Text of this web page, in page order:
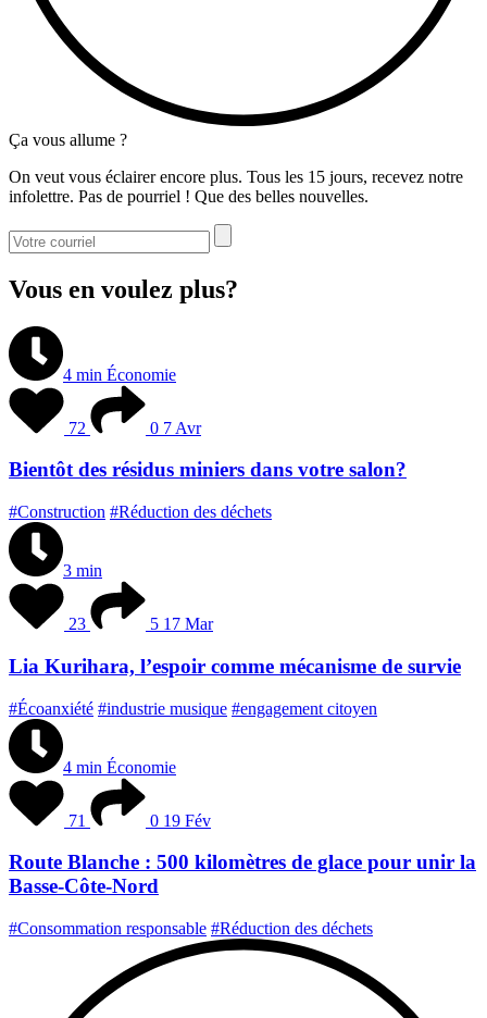
Ça vous allume ?
On veut vous éclairer encore plus. Tous les 15 jours, recevez notre
infolettre. Pas de pourriel ! Que des belles nouvelles.
Vous en voulez plus?
4 min Économie
72 0 7 Avr
Bientôt des résidus miniers dans votre salon?
#Construction #Réduction des déchets
3 min
23 5 17 Mar
Lia Kurihara, l’espoir comme mécanisme de survie
#Écoanxiété #industrie musique #engagement citoyen
4 min Économie
71 0 19 Fév
Route Blanche : 500 kilomètres de glace pour unir la
Basse-Côte-Nord
#Consommation responsable #Réduction des déchets